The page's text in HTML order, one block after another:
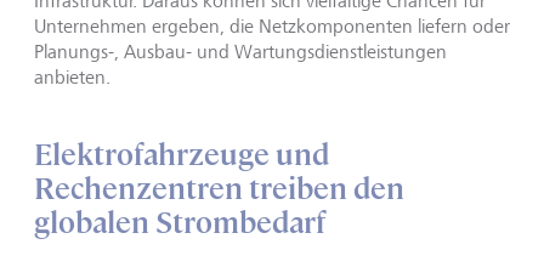
Unternehmen ergeben, die Netzkomponenten liefern oder
Planungs-, Ausbau- und Wartungsdienstleistungen
anbieten.
Elektrofahrzeuge und
Rechenzentren treiben den
globalen Strombedarf